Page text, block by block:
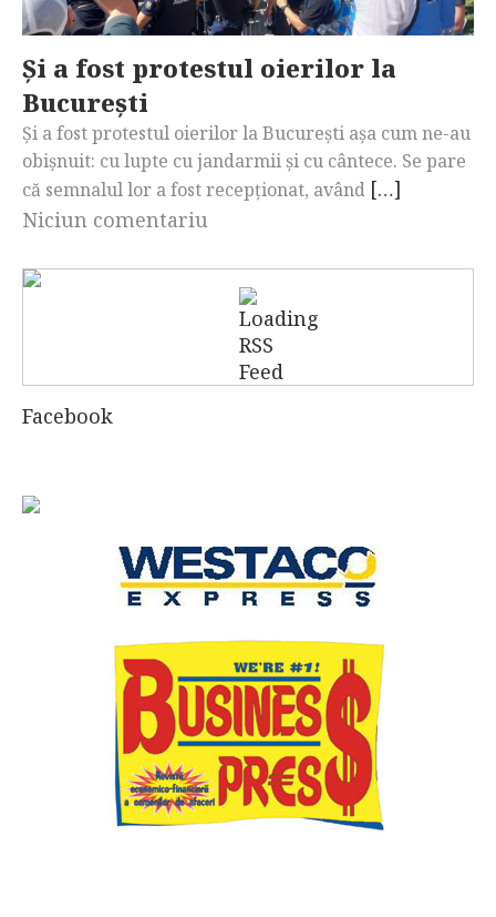
Și a fost protestul oierilor la
București
Și a fost protestul oierilor la București așa cum ne-au
obișnuit: cu lupte cu jandarmii și cu cântece. Se pare
că semnalul lor a fost recepționat, având […]
Niciun comentariu
Facebook